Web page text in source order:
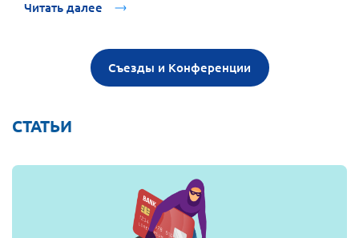
Читать далее
Съезды и Конференции
СТАТЬИ